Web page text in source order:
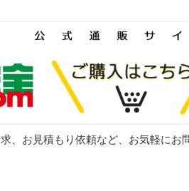
、お見積もり依頼など、お気軽にお